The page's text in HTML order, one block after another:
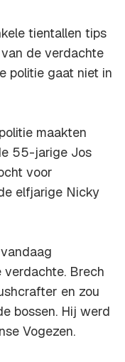
tientallen tips
de verdachte
politie gaat niet in
maakten
55-jarige Jos
voor
elfjarige Nicky
Brech
en zou
bossen. Hij werd
Vogezen.